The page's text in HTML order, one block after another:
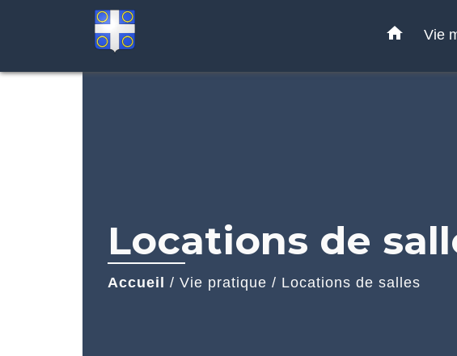
home Vie
Locations de
Accueil / Vie pratique / Locations de salles